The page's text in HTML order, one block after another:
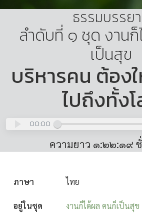
ธรรมบรรย
ลำดับที่ ๑ ชุด งาน
เป็นสุข
บริหารคน ต้อง
ไปถึงทั้ง
00:00
ความยาว ๑:๒๒:๑๙ ชั่
ภาษา ไทย
อยู่ในชุด งานก็ได้ผล คนก็เป็นสุข